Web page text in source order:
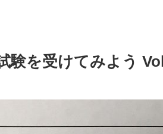
験を受けてみよう